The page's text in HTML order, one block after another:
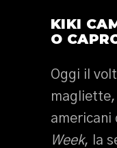
KIKI
O
Oggi il
americani
Week, la